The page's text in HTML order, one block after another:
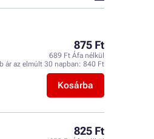
875 Ft
689 Ft Áfa nélkül
ár az elmúlt 30 napban: 840 Ft
Kosárba
825 Ft